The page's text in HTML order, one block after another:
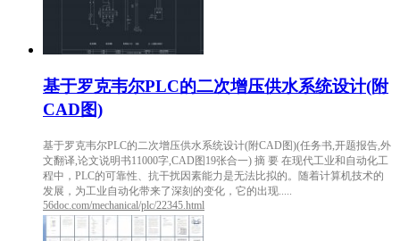
基于罗克韦尔PLC的二次增压供水系统设计(附
CAD图)
基于罗克韦尔PLC的二次增压供水系统设计(附CAD图)(任务书,开题报告,外
文翻译,论文说明书11000字,CAD图19张合一) 摘 要 在现代工业和自动化工
程中，PLC的可靠性、抗干扰因素能力是无法比拟的。随着计算机技术的
发展，为工业自动化带来了深刻的变化，它的出现.....
56doc.com/mechanical/plc/22345.html